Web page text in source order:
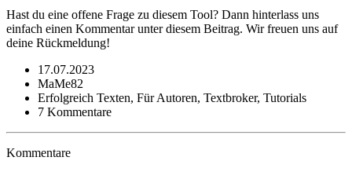
Hast du eine offene Frage zu diesem Tool? Dann hinterlass uns
einfach einen Kommentar unter diesem Beitrag. Wir freuen uns auf
deine Rückmeldung!
17.07.2023
MaMe82
Erfolgreich Texten, Für Autoren, Textbroker, Tutorials
7 Kommentare
Kommentare